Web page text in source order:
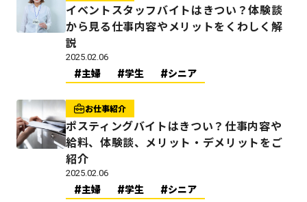
イベントスタッフバイトはきつい？体験談
から見る仕事内容やメリットをくわしく解
説
2025.02.06
主婦 学生 シニア
お仕事紹介
ポスティングバイトはきつい？仕事内容や
給料、体験談、メリット・デメリットをご
紹介
2025.02.06
主婦 学生 シニア